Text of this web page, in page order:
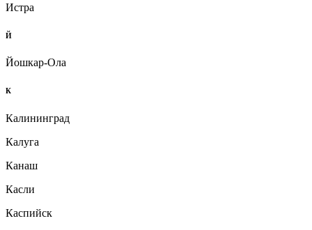
Истра
Й
Йошкар-Ола
К
Калининград
Калуга
Канаш
Касли
Каспийск